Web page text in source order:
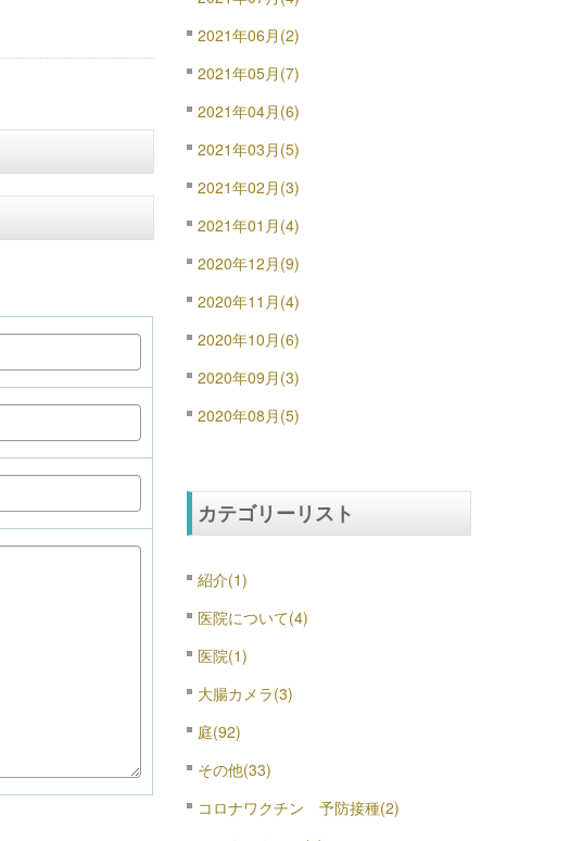
2021年06月(2)
2021年05月(7)
2021年04月(6)
2021年03月(5)
2021年02月(3)
2021年01月(4)
2020年12月(9)
2020年11月(4)
2020年10月(6)
2020年09月(3)
2020年08月(5)
カテゴリーリスト
紹介(1)
医院について(4)
医院(1)
大腸カメラ(3)
庭(92)
その他(33)
コロナワクチン 予防接種(2)